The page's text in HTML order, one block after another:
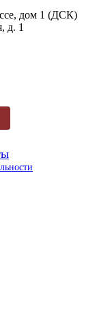
дом 1 (ДСК)
д. 1